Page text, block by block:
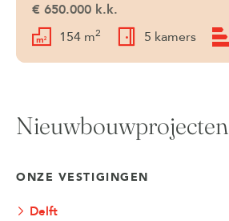
€ 650.000 k.k.
154 m2 5 kamers
Nieuwbouwprojecten
ONZE VESTIGINGEN
Delft